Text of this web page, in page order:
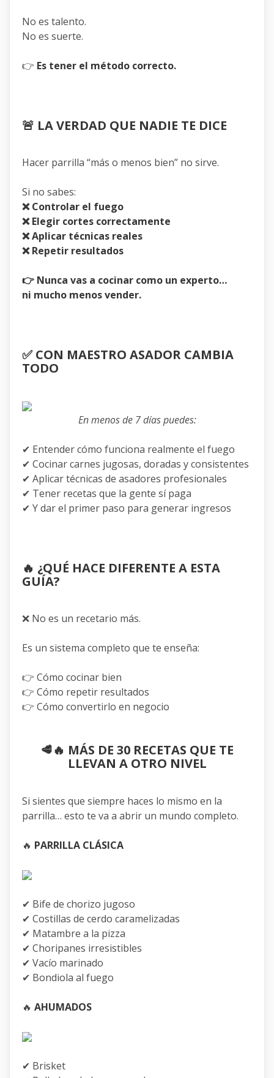
No es talento.
No es suerte.
👉 Es tener el método correcto.
🚨 LA VERDAD QUE NADIE TE DICE
Hacer parrilla “más o menos bien” no sirve.
Si no sabes:
❌ Controlar el fuego
❌ Elegir cortes correctamente
❌ Aplicar técnicas reales
❌ Repetir resultados
👉 Nunca vas a cocinar como un experto…
ni mucho menos vender.
✅ CON MAESTRO ASADOR CAMBIA
TODO
En menos de 7 días puedes:
✔ Entender cómo funciona realmente el fuego
✔ Cocinar carnes jugosas, doradas y consistentes
✔ Aplicar técnicas de asadores profesionales
✔ Tener recetas que la gente sí paga
✔ Y dar el primer paso para generar ingresos
🔥 ¿QUÉ HACE DIFERENTE A ESTA
GUÍA?
❌ No es un recetario más.
Es un sistema completo que te enseña:
👉 Cómo cocinar bien
👉 Cómo repetir resultados
👉 Cómo convertirlo en negocio
🥩🔥 MÁS DE 30 RECETAS QUE TE
LLEVAN A OTRO NIVEL
Si sientes que siempre haces lo mismo en la
parrilla… esto te va a abrir un mundo completo.
🔥 PARRILLA CLÁSICA
✔ Bife de chorizo jugoso
✔ Costillas de cerdo caramelizadas
✔ Matambre a la pizza
✔ Choripanes irresistibles
✔ Vacío marinado
✔ Bondiola al fuego
🔥 AHUMADOS
✔ Brisket